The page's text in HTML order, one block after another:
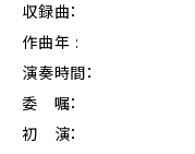
収録曲：
作曲年 :
演奏時間：
委 嘱：
初 演：